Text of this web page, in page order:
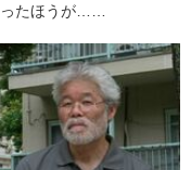
たほうが……